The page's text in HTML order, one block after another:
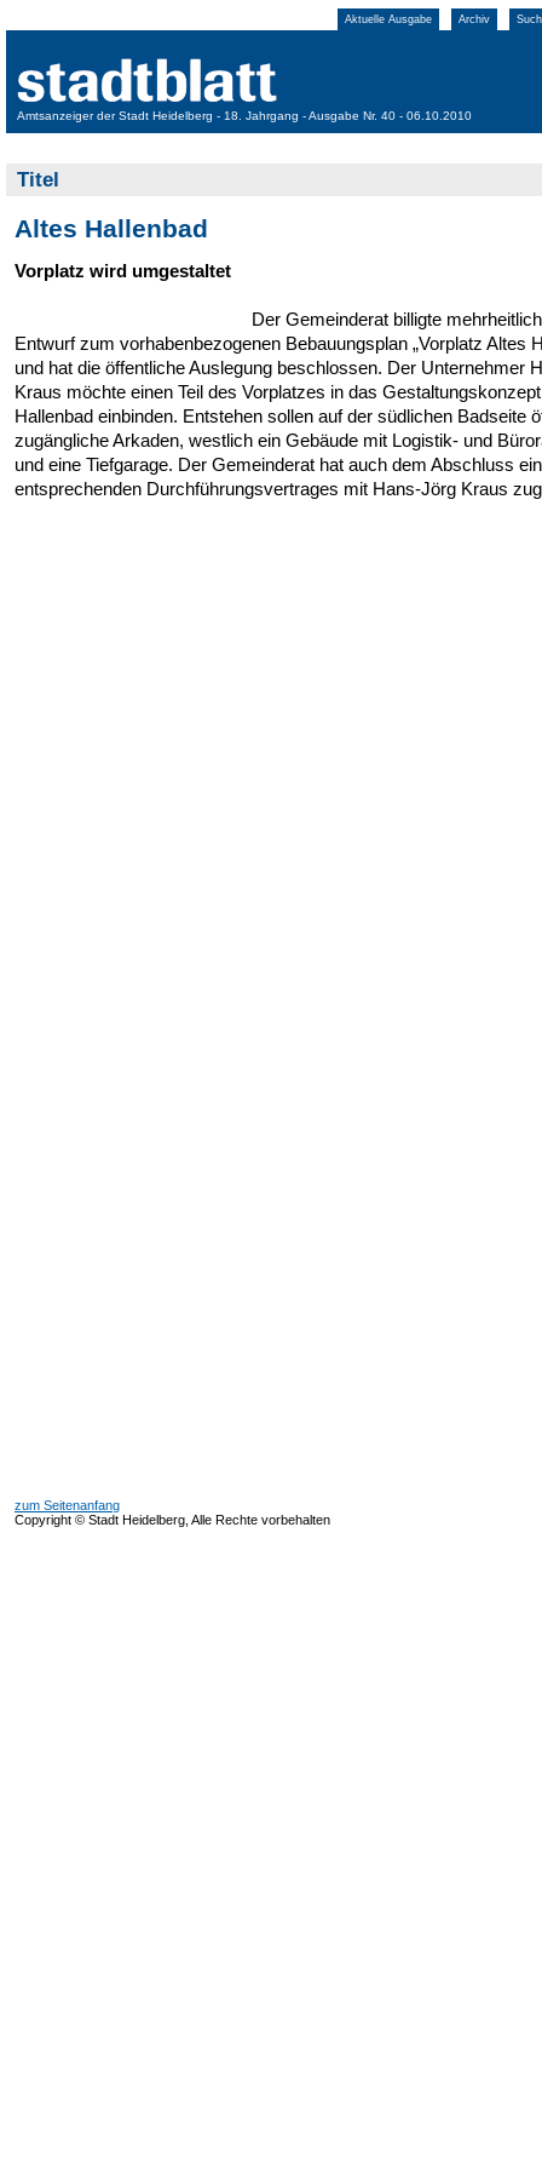
Aktuelle Ausgabe Archiv
Amtsanzeiger der Stadt Heidelberg - 18. Jahrgang - Ausgabe Nr. 40 - 06.10.2010
Titel
Altes Hallenbad
Vorplatz wird umgestaltet
Der Gemeinderat billigte
Entwurf zum vorhabenbezogenen Bebauungsplan „Vorplatz Altes
und hat die öffentliche Auslegung beschlossen. Der Unternehmer
Kraus möchte einen Teil des Vorplatzes in das
Hallenbad einbinden. Entstehen sollen auf der südlichen Badseite
zugängliche Arkaden, westlich ein Gebäude mit Logistik- und
und eine Tiefgarage. Der Gemeinderat hat auch dem Abschluss
entsprechenden Durchführungsvertrages mit Hans-Jörg Kraus
zum Seitenanfang
Copyright © Stadt Heidelberg, Alle Rechte vorbehalten